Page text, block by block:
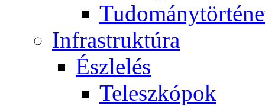
Inf­ra­struk­tú­ra
Ész­le­lés
Te­lesz­kó­pok